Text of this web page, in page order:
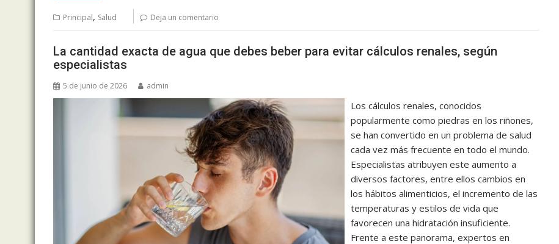
Principal, Salud Deja un comentario
La cantidad exacta de agua que debes beber para evitar cálculos renales, según
especialistas
5 de junio de 2026 admin
Los cálculos renales, conocidos
popularmente como piedras en los riñones,
se han convertido en un problema de salud
cada vez más frecuente en todo el mundo.
Especialistas atribuyen este aumento a
diversos factores, entre ellos cambios en
los hábitos alimenticios, el incremento de las
temperaturas y estilos de vida que
favorecen una hidratación insuficiente.
Frente a este panorama, expertos en